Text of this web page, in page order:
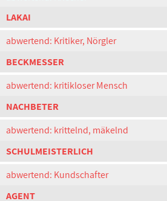
LAKAI
abwertend: Kritiker, Nörgler
BECKMESSER
abwertend: kritikloser Mensch
NACHBETER
abwertend: krittelnd, mäkelnd
SCHULMEISTERLICH
abwertend: Kundschafter
AGENT